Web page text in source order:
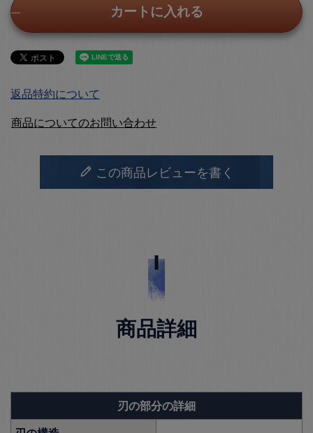
カートに入れる
返品特約について
商品についてのお問い合わせ
この商品レビューを書く
商品詳細
刃の部分の詳細